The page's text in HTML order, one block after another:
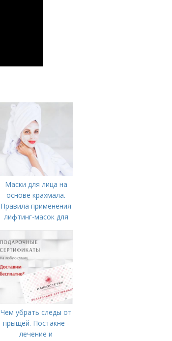
Маски для лица на
основе крахмала.
Правила применения
лифтинг-масок для
Чем убрать следы от
прыщей. Постакне -
лечение и